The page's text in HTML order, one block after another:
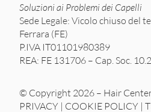
Soluzioni ai Problemi dei Capelli
Sede Legale: Vicolo chiuso del
Ferrara (FE)
P.IVA IT01101980389
REA: FE 131706 – Cap. Soc.
© Copyright 2026 – Hair
PRIVACY | COOKIE POLICY |